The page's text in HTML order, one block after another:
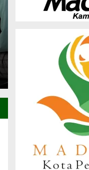
Saturday, 27 Dec
(MADIUN) –
Madiun